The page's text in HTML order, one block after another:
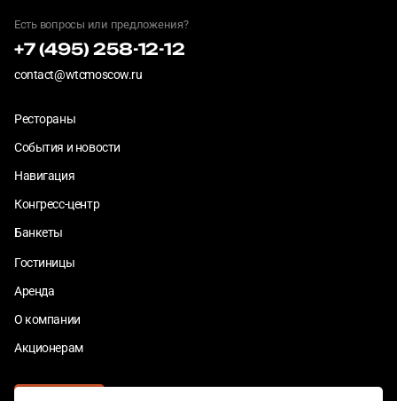
Есть вопросы или предложения?
+7 (495) 258-12-12
contact@wtcmoscow.ru
Рестораны
События и новости
Навигация
Конгресс-центр
Банкеты
Гостиницы
Аренда
О компании
Акционерам